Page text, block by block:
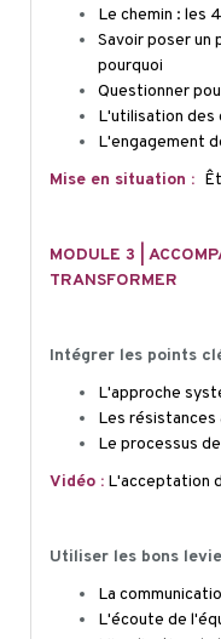
Le chemin : les
Savoir poser un
pourquoi
Questionner
L'utilisation des
L'engagement
Mise en situation : Ê
MODULE 3 |
TRANSFORMER
Intégrer les points
L'approche
Les résistances
Le processus
Vidéo : L'acceptation
Utiliser les bons
La
L'écoute de